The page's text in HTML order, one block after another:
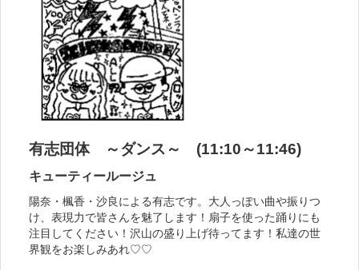
有志団体 ～ダンス～ (11:10～11:46)
キューティールージュ
陽奈・楓香・沙良による有志です。大人っぽい曲や振りつ
け、表現力で皆さんを魅了します！扇子を使った踊りにも
注目してください！沢山の盛り上げ待ってます！私達の世
界観をお楽しみあれ♡♡